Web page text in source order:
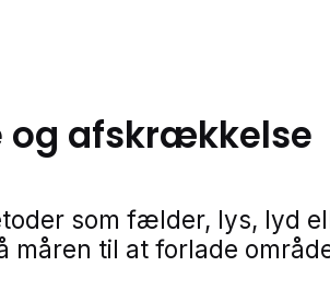
afskrækkelse
som fælder, lys, lyd
måren til at forlade